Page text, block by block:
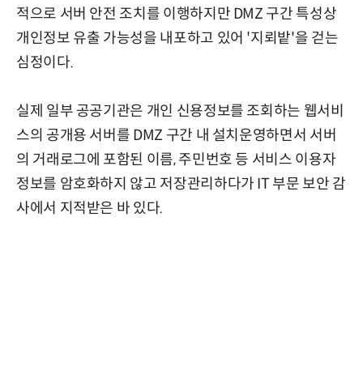
적으로 서버 안전 조치를 이행하지만 DMZ 구간 특성상
개인정보 유출 가능성을 내포하고 있어 '지뢰밭'을 걷는
심정이다.
실제 일부 공공기관은 개인 신용정보를 조회하는 웹서비
스의 공개용 서버를 DMZ 구간 내 설치운영하면서 서버
의 거래로그에 포함된 이름, 주민번호 등 서비스 이용자
정보를 암호화하지 않고 저장관리하다가 IT 부문 보안 감
사에서 지적받은 바 있다.